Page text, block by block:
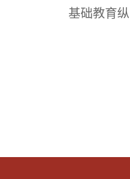
基础教育